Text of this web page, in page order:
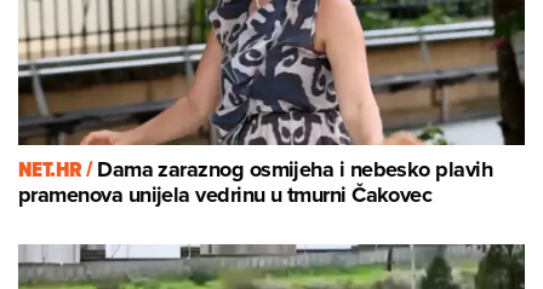
NET.HR /Dama zaraznog osmijeha i nebesko plavih
pramenova unijela vedrinu u tmurni Čakovec